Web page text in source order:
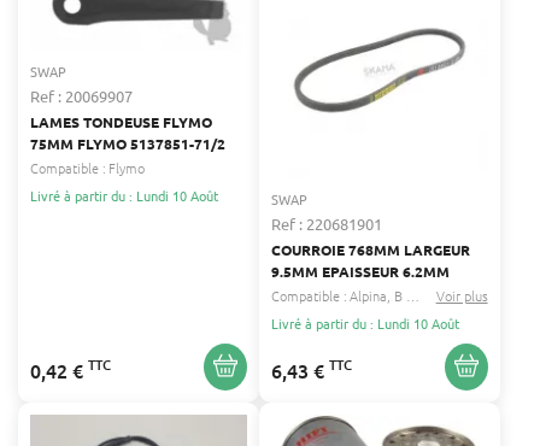
SWAP
Ref : 20069907
LAMES TONDEUSE FLYMO
75MM FLYMO 5137851-71/2
Compatible : Flymo
Livré à partir du : Lundi 10 Août
0,42 € TTC
SWAP
Ref : 220681901
COURROIE 768MM LARGEUR
9.5MM EPAISSEUR 6.2MM
Compatible :Alpina B power ...
Voir plus
Livré à partir du : Lundi 10 Août
6,43 € TTC